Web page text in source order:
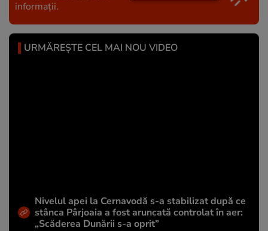
informații.
URMĂREȘTE CEL MAI NOU VIDEO
Nivelul apei la Cernavodă s-a stabilizat după ce
stânca Pârjoaia a fost aruncată controlat în aer:
„Scăderea Dunării s-a oprit”